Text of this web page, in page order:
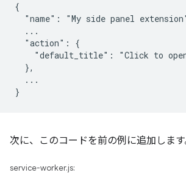
{
"name": "My side panel
  ...
  "action": {
"default_title": "Click to
  },
  ...
次に、このコードを前の例に追加します
service-worker.js: